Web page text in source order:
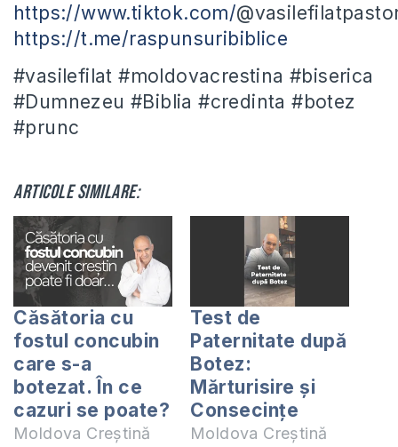
https://www.tiktok.com/
https://t.me/raspunsuribiblice
#vasilefilat #moldovacrestina #biserica
#Dumnezeu #Biblia #credinta #botez
#prunc
Articole similare:
Căsătoria cu
fostul concubin
care s-a
botezat. În ce
cazuri se poate?
Moldova Creștină
Test de
Paternitate după
Botez:
Mărturisire și
Consecințe
Moldova Creștină